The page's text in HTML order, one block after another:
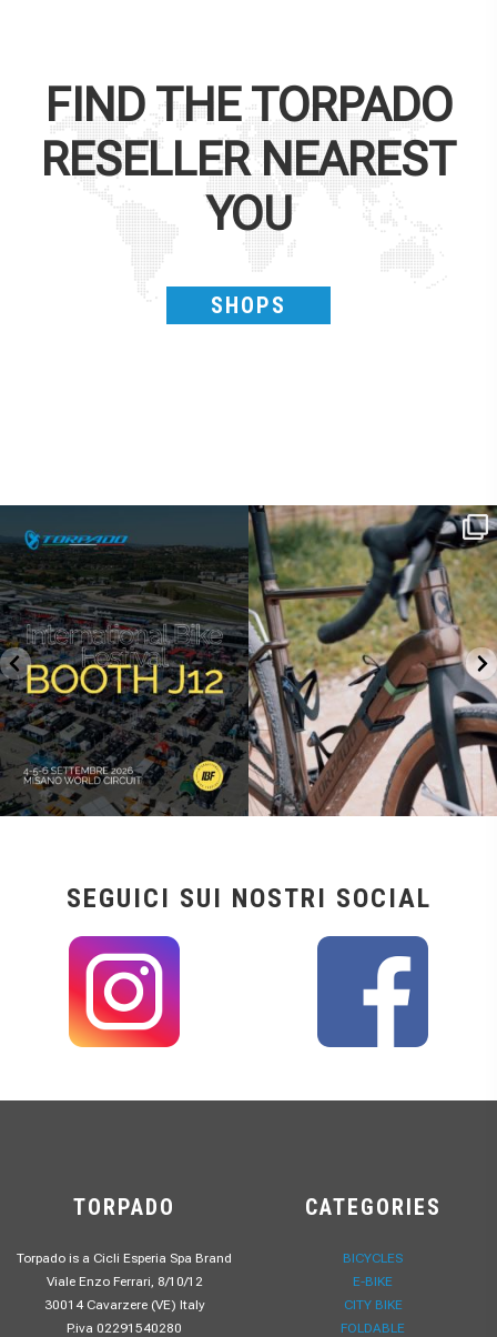
FIND THETORPADO
RESELLER NEAREST
YOU
SHOPS
IBF sta per...
8 0
Kepler R è la gravel pensata per affrontare
lunghe...
26 0
SEGUICI SUI NOSTRI SOCIAL
TORPADO
Torpado is a Cicli Esperia Spa Brand
Viale Enzo Ferrari, 8/10/12
30014 Cavarzere (VE) Italy
P.iva 02291540280
CATEGORIES
BICYCLES
E-BIKE
CITY BIKE
FOLDABLE